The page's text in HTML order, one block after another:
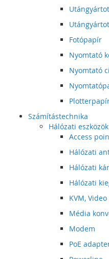
Fotópapír
Nyomtató
Nyomtató
Számítástechnika
Hálózati eszközök
Access
Hálózati
Hálózati
Hálózati
KVM,
Média
Modem
PoE